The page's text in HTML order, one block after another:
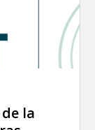
la